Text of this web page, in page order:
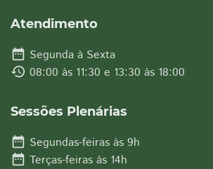
Atendimento
date_range Segunda à Sexta
history 08:00 às 11:30 e 13:30 às 18:00
Sessões Plenárias
date_range Segundas-feiras às 9h
date_range Terças-feiras às 14h